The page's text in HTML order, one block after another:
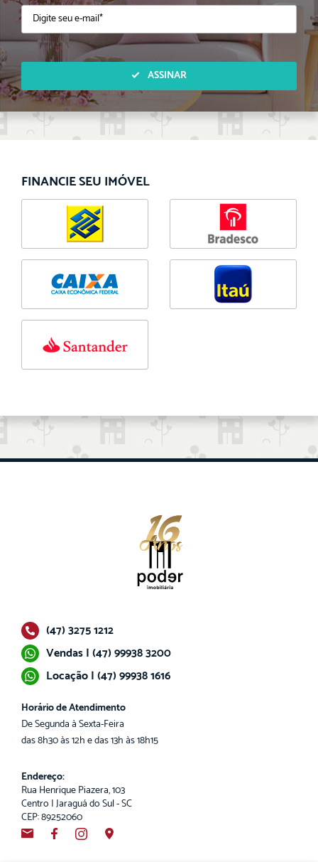
ASSINAR
FINANCIE SEU IMÓVEL
(47) 3275 1212
Vendas | (47) 99938 3200
Locação | (47) 99938 1616
Horário de Atendimento
De Segunda à Sexta-Feira
das 8h30 às 12h e das 13h às 18h15
Endereço:
Rua Henrique Piazera, 103
Centro | Jaraguá do Sul - SC
CEP: 89252060